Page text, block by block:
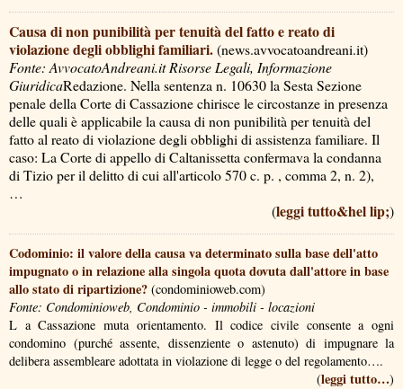
Causa di non punibilità per tenuità del fatto e reato di
violazione degli obblighi familiari.(news.avvocatoandreani.it)
Fonte: AvvocatoAndreani.it Risorse Legali, Informazione
GiuridicaRedazione. Nella sentenza n. 10630 la Sesta Sezione
penale della Corte di Cassazione chirisce le circostanze in presenza
delle quali è applicabile la causa di non punibilità per tenuità del
fatto al reato di violazione degli obblighi di assistenza familiare. Il
caso: La Corte di appello di Caltanissetta confermava la condanna
di Tizio per il delitto di cui all'articolo 570 c. p. , comma 2, n. 2),
…
(leggi tutto&hel lip;)
Codominio: il valore della causa va determinato sulla base dell'atto
impugnato o in relazione alla singola quota dovuta dall'attore in base
allo stato di ripartizione? (condominioweb.com)
Fonte: Condominioweb, Condominio - immobili - locazioni
L a Cassazione muta orientamento. Il codice civile consente a ogni
condomino (purché assente, dissenziente o astenuto) di impugnare la
delibera assembleare adottata in violazione di legge o del regolamento….
(leggi tutto…)